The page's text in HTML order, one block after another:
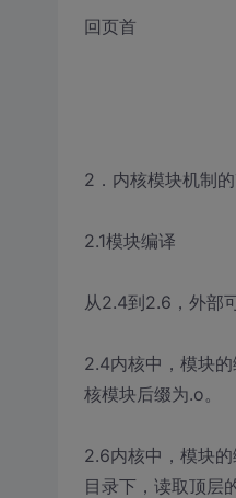
回页首
2．内核模块机制
2.1模块编译
从2.4到2.6，外部
2.4内核中，模块
核模块后缀为.o。
2.6内核中，模块
目录下，读取顶层